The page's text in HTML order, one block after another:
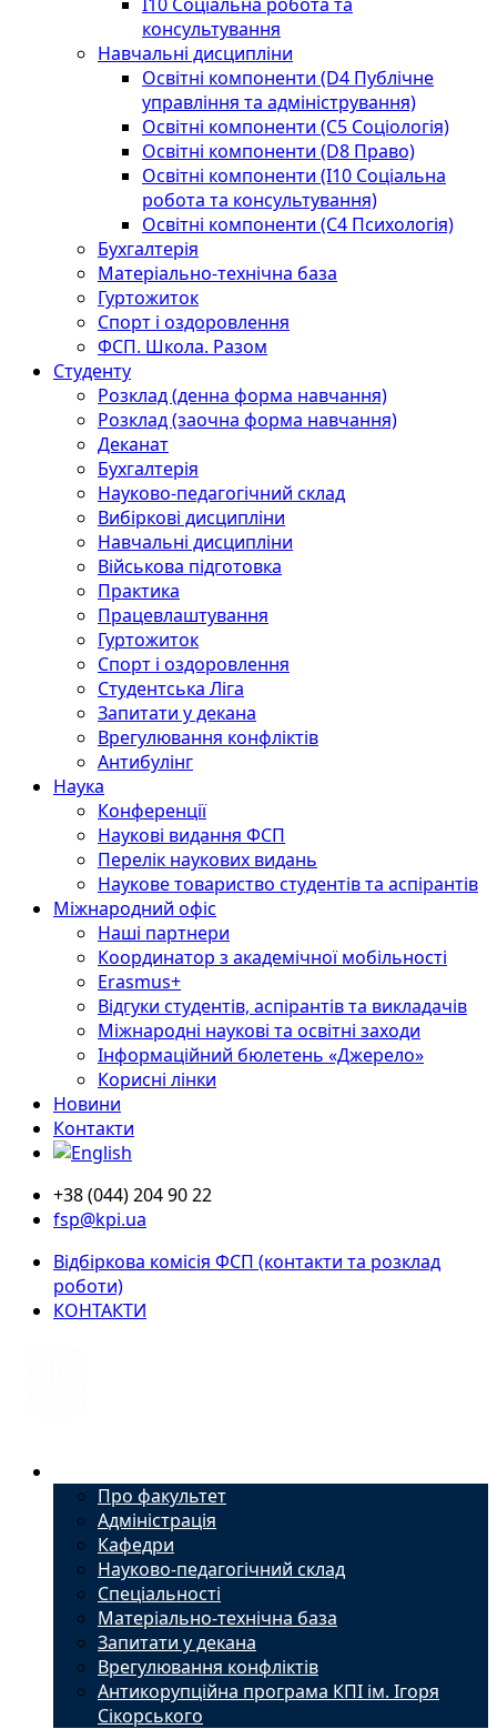
консультування
Навчальні дисципліни
Освітні компоненти (D4 Публічне
управління та адміністрування)
Освітні компоненти (С5 Соціологія)
Освітні компоненти (D8 Право)
Освітні компоненти (I10 Соціальна
робота та консультування)
Освітні компоненти (С4 Психологія)
Бухгалтерія
Матеріально-технічна база
Гуртожиток
Спорт і оздоровлення
ФСП. Школа. Разом
Студенту
Розклад (денна форма навчання)
Розклад (заочна форма навчання)
Деканат
Бухгалтерія
Науково-педагогічний склад
Вибіркові дисципліни
Навчальні дисципліни
Військова підготовка
Практика
Працевлаштування
Гуртожиток
Спорт і оздоровлення
Студентська Ліга
Запитати у декана
Врегулювання конфліктів
Антибулінг
Наука
Конференції
Наукові видання ФСП
Перелік наукових видань
Наукове товариство студентів та аспірантів
Міжнародний офіс
Наші партнери
Координатор з академічної мобільності
Erasmus+
Відгуки студентів, аспірантів та викладачів
Міжнародні наукові та освітні заходи
Інформаційний бюлетень «Джерело»
Корисні лінки
Новини
Контакти
+38 (044) 204 90 22
fsp@kpi.ua
Відбіркова комісія ФСП (контакти та розклад
роботи)
КОНТАКТИ
Про факультет
Адміністрація
Кафедри
Науково-педагогічний склад
Спеціальності
Матеріально-технічна база
Запитати у декана
Врегулювання конфліктів
Антикорупційна програма КПІ ім. Ігоря
Сікорського